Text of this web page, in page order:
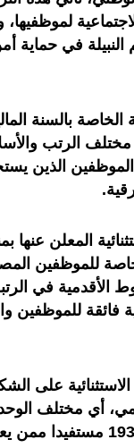
النبيلة في حماية
من مختلف الرتب
الموظفين
المعلن
خاصة للموظفين
في الرتبة
فائقة
مختلف الوحدات